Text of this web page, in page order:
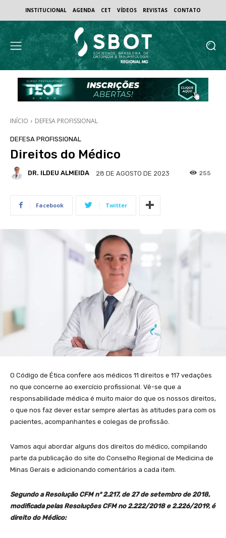
INSTITUCIONAL AGENDA CET VÍDEOS REVISTAS CONTATO
INÍCIO DEFESA PROFISSIONAL
DEFESA PROFISSIONAL
Direitos do Médico
DR. ILDEU ALMEIDA 28 DE AGOSTO DE 2023 255
Facebook Twitter
O Código de Ética confere aos médicos 11 direitos e 117 vedações
no que concerne ao exercício profissional. Vê-se que a
responsabilidade médica é muito maior do que os nossos direitos,
o que nos faz dever estar sempre alertas às atitudes para com os
pacientes, acompanhantes e colegas de profissão.
Vamos aqui abordar alguns dos direitos do médico, compilando
parte da publicação do site do Conselho Regional de Medicina de
Minas Gerais e adicionando comentários a cada item.
Segundo a Resolução CFM n° 2.217, de 27 de setembro de 2018,
modificada pelas Resoluções CFM no 2.222/2018 e 2.226/2019, é
direito do Médico: